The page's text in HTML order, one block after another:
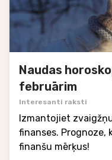
Naudas
februārim
Interesanti raksti
Izmantojiet
finanses. Prognoze,
finanšu mērķus!